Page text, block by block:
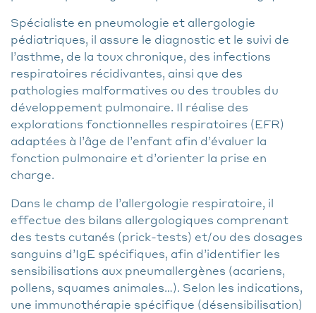
Spécialiste en pneumologie et allergologie
pédiatriques, il assure le diagnostic et le suivi de
l’asthme, de la toux chronique, des infections
respiratoires récidivantes, ainsi que des
pathologies malformatives ou des troubles du
développement pulmonaire. Il réalise des
explorations fonctionnelles respiratoires (EFR)
adaptées à l’âge de l’enfant afin d’évaluer la
fonction pulmonaire et d’orienter la prise en
charge.
Dans le champ de l’allergologie respiratoire, il
effectue des bilans allergologiques comprenant
des tests cutanés (prick-tests) et/ou des dosages
sanguins d’IgE spécifiques, afin d’identifier les
sensibilisations aux pneumallergènes (acariens,
pollens, squames animales…). Selon les indications,
une immunothérapie spécifique (désensibilisation)